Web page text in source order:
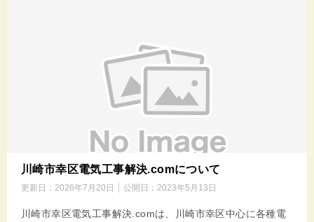
川崎市幸区電気工事解決.comについて
更新日： 2026年7月20日 公開日： 2023年5月13日
川崎市幸区電気工事解決.comは、川崎市幸区中心に各種電